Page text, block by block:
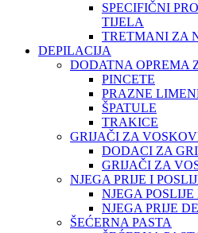
SPECIFIČNI
TIJELA
TRETMANI ZA
DEPILACIJA
DODATNA OPREMA
PINCETE
PRAZNE
ŠPATULE
TRAKICE
GRIJAČI ZA
DODACI ZA
GRIJAČI ZA
NJEGA PRIJE I
NJEGA
NJEGA PRIJE
ŠEĆERNA PASTA